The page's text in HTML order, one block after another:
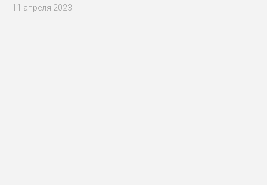
11 апреля 2023